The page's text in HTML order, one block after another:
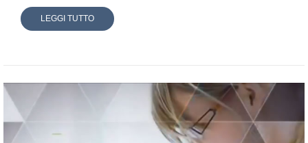
LEGGI TUTTO